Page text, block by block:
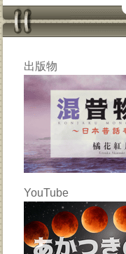
出版物
YouTube